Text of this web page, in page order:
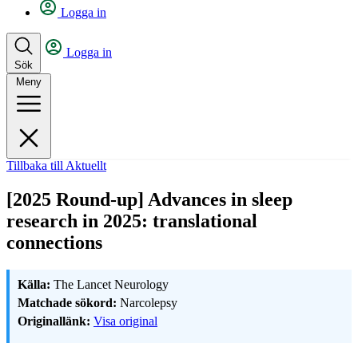
Logga in
Sök
Logga in
Meny
Tillbaka till Aktuellt
[2025 Round-up] Advances in sleep
research in 2025: translational
connections
Källa: The Lancet Neurology
Matchade sökord: Narcolepsy
Originallänk: Visa original